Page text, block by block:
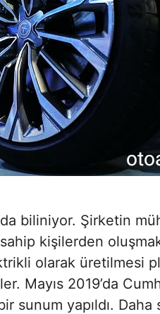
biliniyor. Şirketin
kişilerden
olarak üretilmesi
Mayıs 2019’da
sunum yapıldı.